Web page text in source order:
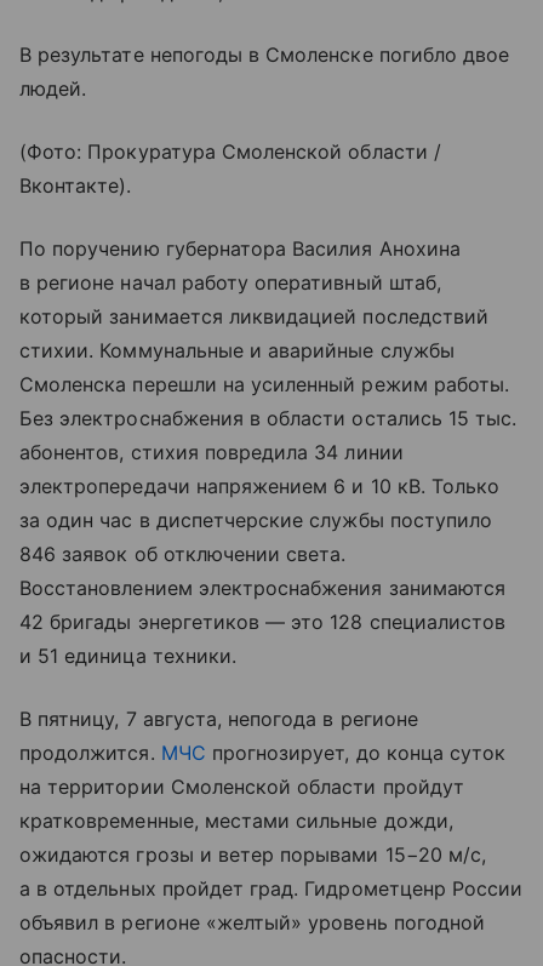
В результате непогоды в Смоленске погибло двое
людей.
(Фото: Прокуратура Смоленской области /
Вконтакте).
По поручению губернатора Василия Анохина
в регионе начал работу оперативный штаб,
который занимается ликвидацией последствий
стихии. Коммунальные и аварийные службы
Смоленска перешли на усиленный режим работы.
Без электроснабжения в области остались 15 тыс.
абонентов, стихия повредила 34 линии
электропередачи напряжением 6 и 10 кВ. Только
за один час в диспетчерские службы поступило
846 заявок об отключении света.
Восстановлением электроснабжения занимаются
42 бригады энергетиков — это 128 специалистов
и 51 единица техники.
В пятницу, 7 августа, непогода в регионе
продолжится. МЧС прогнозирует, до конца суток
на территории Смоленской области пройдут
кратковременные, местами сильные дожди,
ожидаются грозы и ветер порывами 15−20 м/с,
а в отдельных пройдет град. Гидрометценр России
объявил в регионе «желтый» уровень погодной
опасности.